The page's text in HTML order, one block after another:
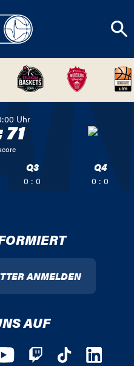
Uhr
71
Q3
0 : 0
Q4
0 : 0
ANMELDEN
AUF